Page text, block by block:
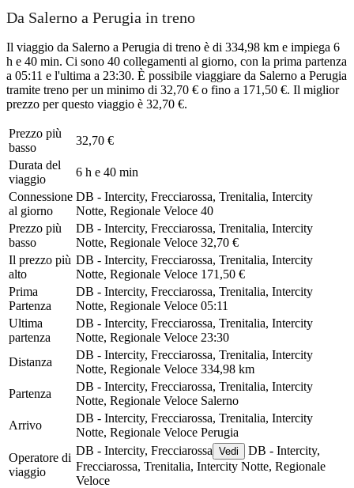
Da Salerno a Perugia in treno
Il viaggio da Salerno a Perugia di treno è di 334,98 km e impiega 6
h e 40 min. Ci sono 40 collegamenti al giorno, con la prima partenza
a 05:11 e l'ultima a 23:30. È possibile viaggiare da Salerno a Perugia
tramite treno per un minimo di 32,70 € o fino a 171,50 €. Il miglior
prezzo per questo viaggio è 32,70 €.
Prezzo più
basso
32,70 €
Durata del
viaggio
6 h e 40 min
Connessione
al giorno
DB - Intercity, Frecciarossa, Trenitalia, Intercity
Notte, Regionale Veloce 40
Prezzo più
basso
DB - Intercity, Frecciarossa, Trenitalia, Intercity
Notte, Regionale Veloce 32,70 €
Il prezzo più
alto
DB - Intercity, Frecciarossa, Trenitalia, Intercity
Notte, Regionale Veloce 171,50 €
Prima
Partenza
DB - Intercity, Frecciarossa, Trenitalia, Intercity
Notte, Regionale Veloce 05:11
Ultima
partenza
DB - Intercity, Frecciarossa, Trenitalia, Intercity
Notte, Regionale Veloce 23:30
Distanza
DB - Intercity, Frecciarossa, Trenitalia, Intercity
Notte, Regionale Veloce 334,98 km
Partenza
DB - Intercity, Frecciarossa, Trenitalia, Intercity
Notte, Regionale Veloce Salerno
Arrivo
DB - Intercity, Frecciarossa, Trenitalia, Intercity
Notte, Regionale Veloce Perugia
Operatore di
viaggio
DB - Intercity, Frecciarossa Vedi
DB - Intercity,
Frecciarossa, Trenitalia, Intercity Notte, Regionale
Veloce